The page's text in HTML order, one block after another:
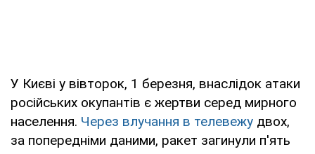
У Києві у вівторок, 1 березня, внаслідок атаки
російських окупантів є жертви серед мирного
населення. Через влучання в телевежу двох,
за попередніми даними, ракет загинули п'ять